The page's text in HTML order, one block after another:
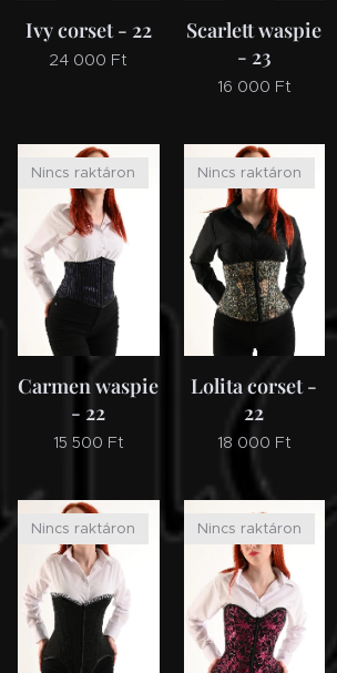
Ivy corset - 22
24 000 Ft
Scarlett waspie
- 23
16 000 Ft
Carmen waspie
- 22
Nincs raktáron
15 500 Ft
Lolita corset -
22
Nincs raktáron
18 000 Ft
Nincs raktáron Nincs raktáron